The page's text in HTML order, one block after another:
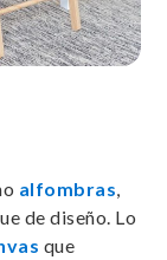
alfombras,
de diseño. Lo
que